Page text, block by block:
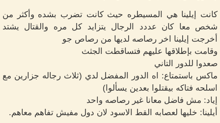
كانت إيلينا هي المسيطره حيث كانت تضرب بشده وأكثر من
شخص معا كان عددد الرجال يتزايد كل مره والقتال يشتد
أخرجت إيلينا اخر رصاصه لديها من رصاص جو
وقامت بإطلاقها عليهم فتساقطت الجثث
صعدوا للدور التاني
ماكس باستمتاع: اه الدور المفضل لدي (ثلاث رجاله جزارين مع
اسلحه فتاكه بيقتلوا بعدين يسألوا)
إياد: مش فاضل معانا غير رصاصه واحد
أيلينا: خليها لعصابه القط الاسود لان دول مفيش تفاهم معاهم.